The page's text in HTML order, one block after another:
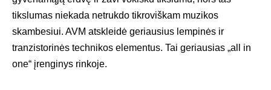
tikslumas niekada netrukdo tikroviškam muzikos
skambesiui. AVM atskleidė geriausius lempinės ir
tranzistorinės technikos elementus. Tai geriausias „all in
one“ įrenginys rinkoje.